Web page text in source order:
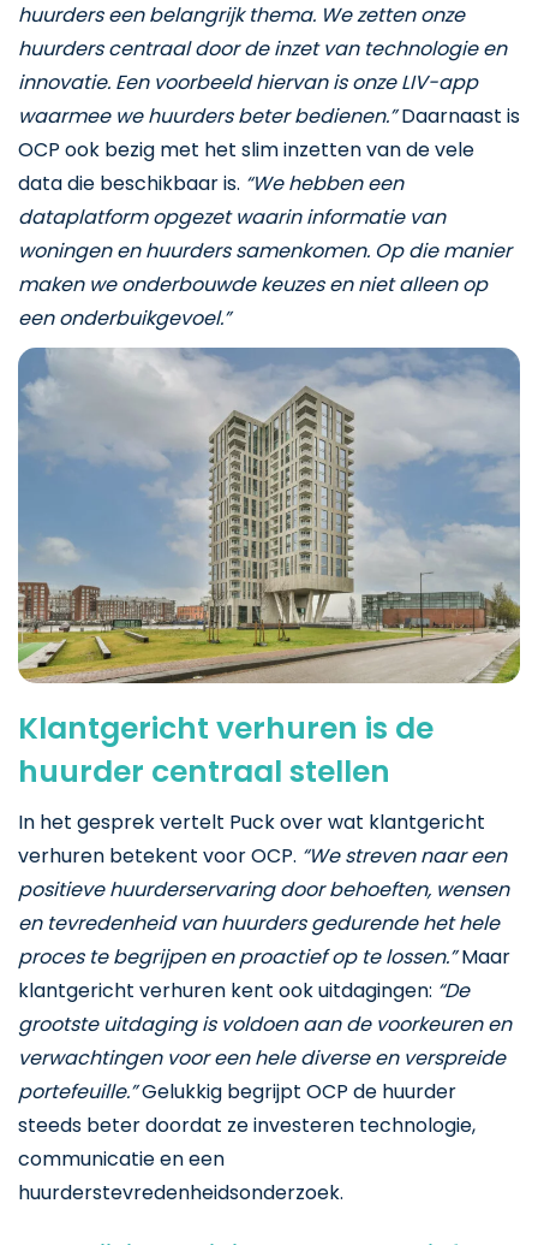
huurders een belangrijk thema. We zetten onze
huurders centraal door de inzet van technologie en
innovatie. Een voorbeeld hiervan is onze LIV-app
waarmee we huurders beter bedienen.”Daarnaast is
OCP ook bezig met het slim inzetten van de vele
data die beschikbaar is. “We hebben een
dataplatform opgezet waarin informatie van
woningen en huurders samenkomen. Op die manier
maken we onderbouwde keuzes en niet alleen op
een onderbuikgevoel.”
Klantgericht verhuren is de
huurder centraal stellen
In het gesprek vertelt Puck over wat klantgericht
verhuren betekent voor OCP. “We streven naar een
positieve huurderservaring door behoeften, wensen
en tevredenheid van huurders gedurende het hele
proces te begrijpen en proactief op te lossen.”Maar
klantgericht verhuren kent ook uitdagingen: “De
grootste uitdaging is voldoen aan de voorkeuren en
verwachtingen voor een hele diverse en verspreide
portefeuille.”Gelukkig begrijpt OCP de huurder
steeds beter doordat ze investeren technologie,
communicatie en een
huurderstevredenheidsonderzoek.